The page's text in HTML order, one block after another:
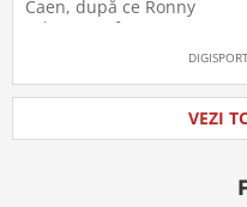
Caen, după ce Ronny
Labonne a fost prezentat
VEZI